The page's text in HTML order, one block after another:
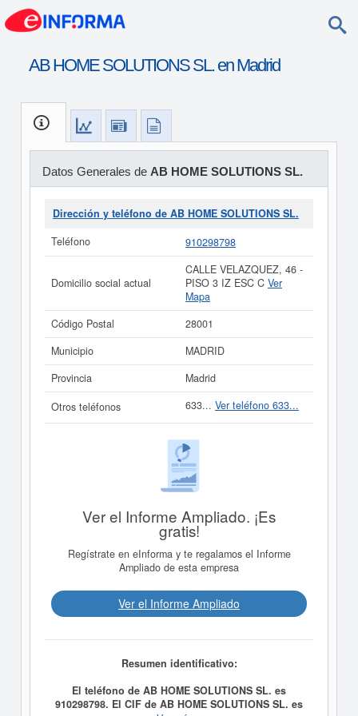
AB HOME SOLUTIONS SL. en Madrid
Datos Generales de AB HOME SOLUTIONS SL.
Dirección y teléfono de AB HOME SOLUTIONS SL.
Teléfono
910298798
Domicilio social actual
CALLE VELAZQUEZ, 46 -
PISO 3 IZ ESC C Ver
Mapa
Código Postal
28001
Municipio
MADRID
Provincia
Madrid
Otros teléfonos
633... Ver teléfono 633...
Ver el Informe Ampliado. ¡Es
gratis!
Regístrate en eInforma y te regalamos el Informe
Ampliado de esta empresa
Ver el Informe Ampliado
Resumen identificativo:
El teléfono de AB HOME SOLUTIONS SL. es
910298798. El CIF de AB HOME SOLUTIONS SL. es